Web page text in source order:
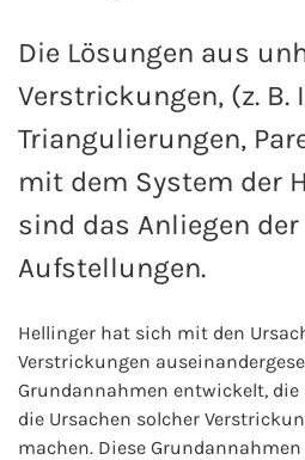
Die Lösungen aus
Verstrickungen, (z.
Triangulierungen,
mit dem System der
sind das Anliegen
Aufstellungen.
Hellinger hat sich mit den
Verstrickungen
Grundannahmen entwickelt,
die Ursachen solcher
machen. Diese